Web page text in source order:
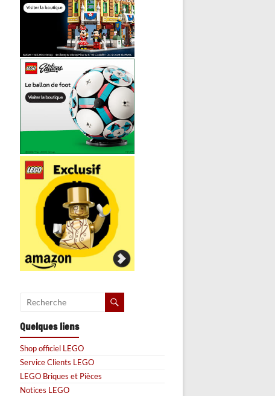
Quelques liens
Shop officiel LEGO
Service Clients LEGO
LEGO Briques et Pièces
Notices LEGO